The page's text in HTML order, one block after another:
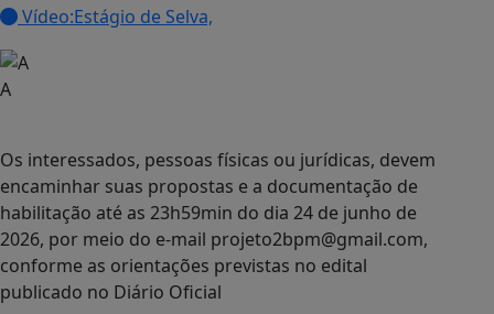
Vídeo:Estágio de Selva,
A
Os interessados, pessoas físicas ou jurídicas, devem
encaminhar suas propostas e a documentação de
habilitação até as 23h59min do dia 24 de junho de
2026, por meio do e-mail projeto2bpm@gmail.com,
conforme as orientações previstas no edital
publicado no Diário Oficial